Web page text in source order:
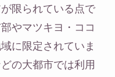
限られている点で
やマツキヨ・ココ
に限定されていま
の大都市では利用